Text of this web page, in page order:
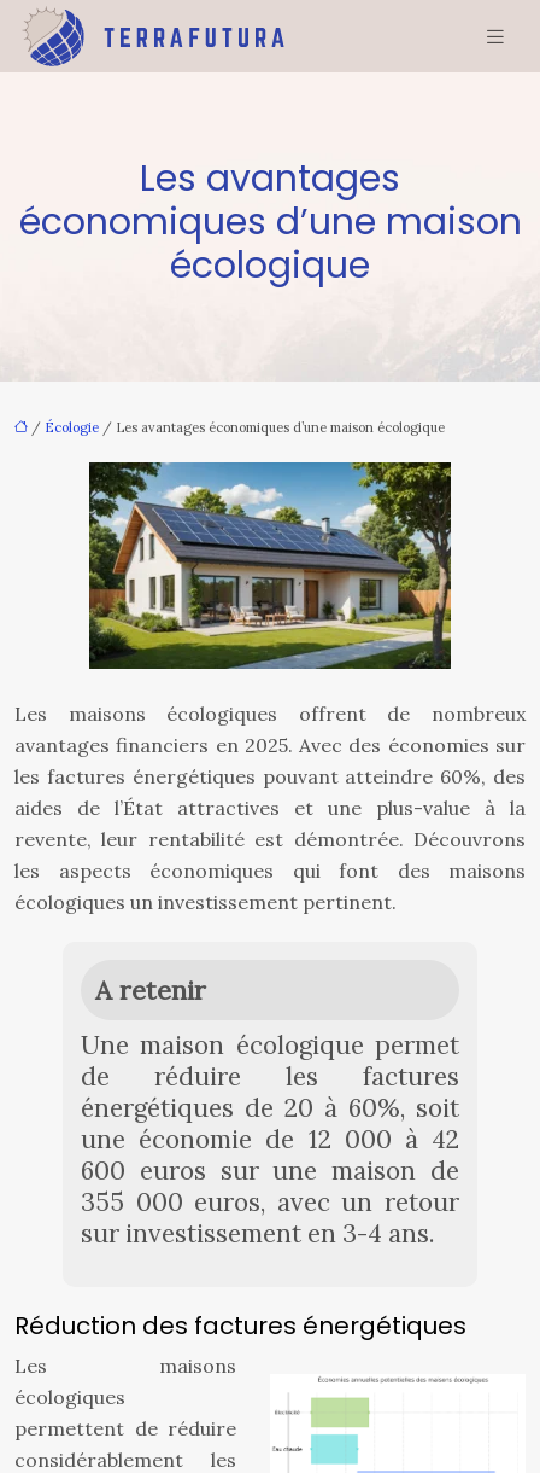
Les avantages
économiques d’une maison
écologique
/ Écologie / Les avantages économiques d’une maison écologique
Les maisons écologiques offrent de nombreux
avantages financiers en 2025. Avec des économies sur
les factures énergétiques pouvant atteindre 60%, des
aides de l’État attractives et une plus-value à la
revente, leur rentabilité est démontrée. Découvrons
les aspects économiques qui font des maisons
écologiques un investissement pertinent.
A retenir
Une maison écologique permet
de réduire les factures
énergétiques de 20 à 60%, soit
une économie de 12 000 à 42
600 euros sur une maison de
355 000 euros, avec un retour
sur investissement en 3-4 ans.
Réduction des factures énergétiques
Les maisons
écologiques
permettent de réduire
considérablement les